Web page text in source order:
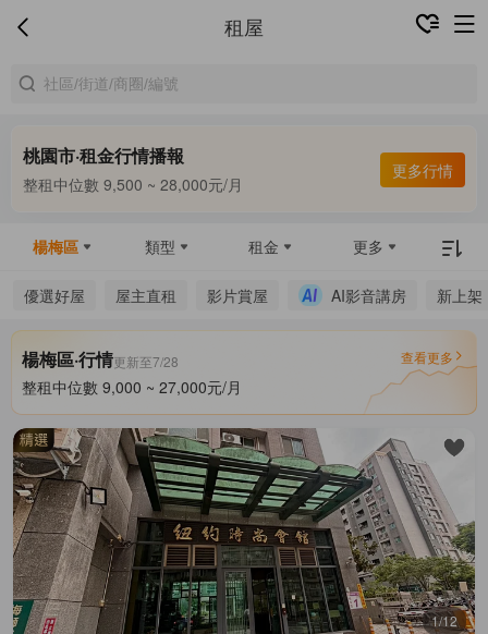
租屋
桃園市·租金行情播報
合租中位數 7,000 ~ 8,120元/月
整租中位數 9,500 ~ 28,000元/月
更多行情
楊梅區 類型 租金 更多
優選好屋 屋主直租 影片賞屋 AI影音講房 新上架
楊梅區·行情更新至7/28 查看更多
整租中位數 9,000 ~ 27,000元/月
1/12